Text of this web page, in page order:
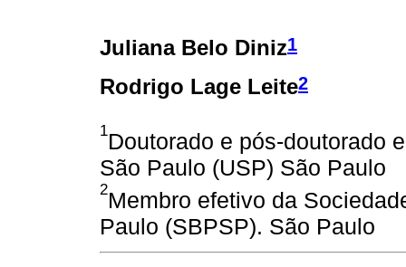
Juliana Belo Diniz1
Rodrigo Lage Leite2
1Doutorado e pós-doutorado
São Paulo (USP) São Paulo
2Membro efetivo da
Paulo (SBPSP). São Paulo